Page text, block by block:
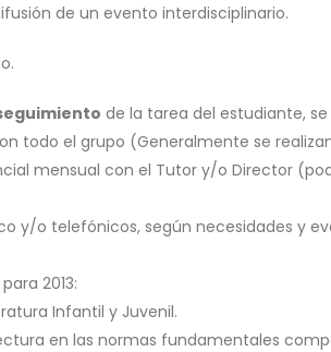
de un evento interdisciplinario.
de la tarea del estudiante,
todo el grupo (Generalmente se
mensual con el Tutor y/o Director
y/o telefónicos, según necesidades y
2013:
Infantil y Juvenil.
en las normas fundamentales